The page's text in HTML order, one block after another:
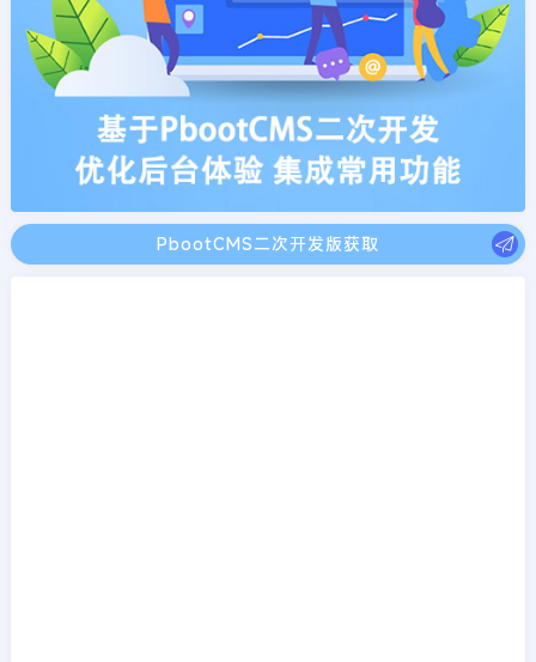
PbootCMS二次开发版获取